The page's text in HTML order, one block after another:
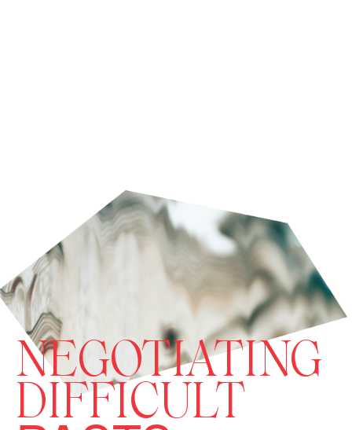
NEGOTIATING
DIFFICULT